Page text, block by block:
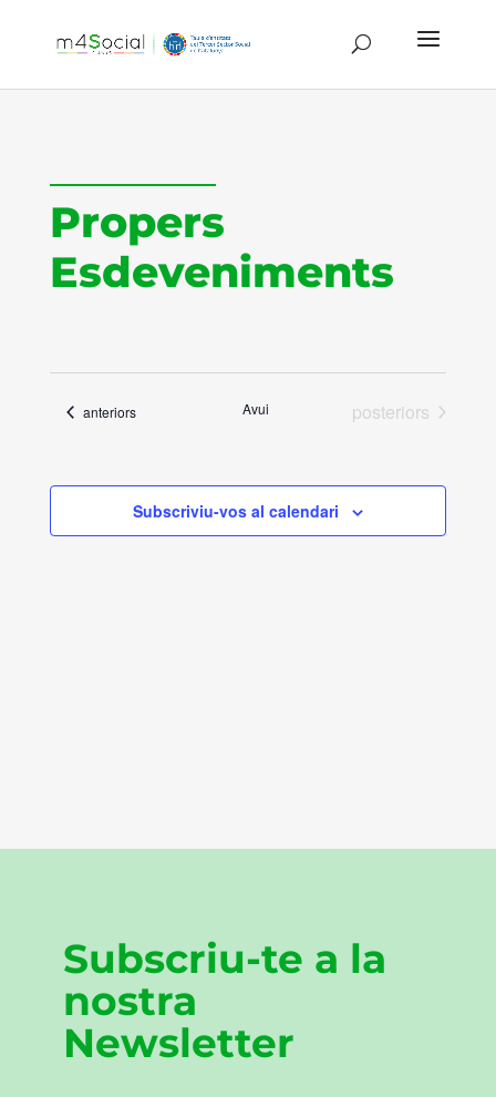
Propers
Esdeveniments
Esdeveniments
anteriors Avui Esdeveniments
posteriors
Subscriviu-vos al calendari
Subscriu-te a la
nostra
Newsletter